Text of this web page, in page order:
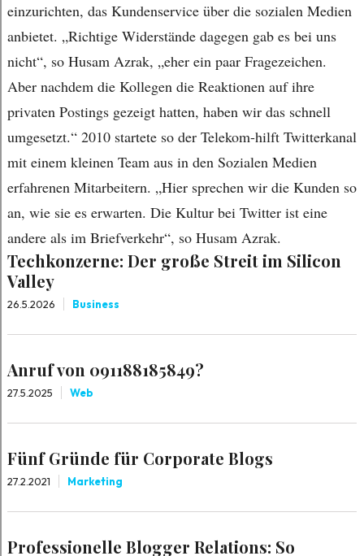
einzurichten, das Kundenservice über die sozialen Medien
anbietet. „Richtige Widerstände dagegen gab es bei uns
nicht“, so Husam Azrak, „eher ein paar Fragezeichen.
Aber nachdem die Kollegen die Reaktionen auf ihre
privaten Postings gezeigt hatten, haben wir das schnell
umgesetzt.“ 2010 startete so der Telekom-hilft Twitterkanal
mit einem kleinen Team aus in den Sozialen Medien
erfahrenen Mitarbeitern. „Hier sprechen wir die Kunden so
an, wie sie es erwarten. Die Kultur bei Twitter ist eine
andere als im Briefverkehr“, so Husam Azrak.
Techkonzerne: Der große Streit im Silicon
Valley
26.5.2026 Business
Anruf von 091188185849?
27.5.2025 Web
Fünf Gründe für Corporate Blogs
27.2.2021 Marketing
Professionelle Blogger Relations: So